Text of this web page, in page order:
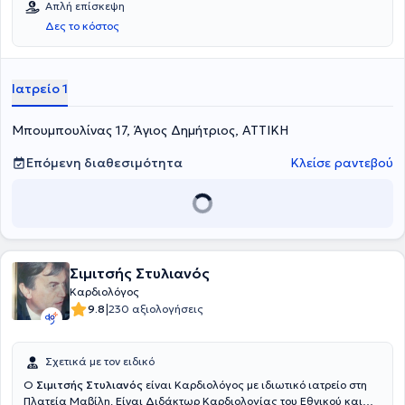
Εργάζεται ως Επιμελητής Καρδιολόγος στην Β' Καρδιολογική
Κλινική στην Ευρωκλινική Αθηνών. Στο ιατρείο του αναλαμβάνει
περιστατικά που απαντώνται σε όλο το φάσμα της καρδιολογίας,
υπερηχοκαρδιολογία, καθώς και στην δυναμική
υπερηχοκαρδιογραφία (stress echo).
Απλή επίσκεψη
Δες το κόστος
Ιατρείο 1
Μπουμπουλίνας 17, Άγιος Δημήτριος, ΑΤΤΙΚΗ
Επόμενη διαθεσιμότητα
Κλείσε ραντεβού
Σιμιτσής Στυλιανός
Καρδιολόγος
9.8|230 αξιολογήσεις
Σχετικά με τον ειδικό
Ο Σιμιτσής Στυλιανός είναι Καρδιολόγος με ιδιωτικό ιατρείο στη
Πλατεία Μαβίλη. Είναι Διδάκτωρ Καρδιολογίας του Εθνικού και